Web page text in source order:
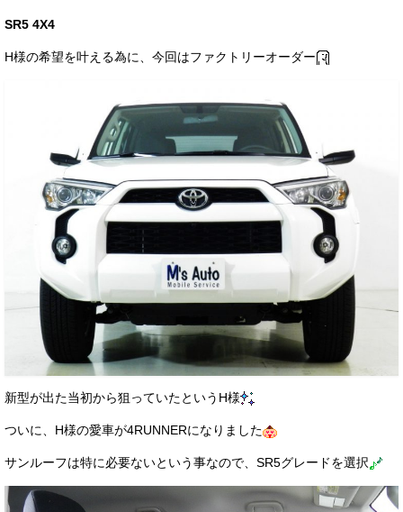
お客様の声
メールフォーム
電話はこちら
SR5 4X4
H様の希望を叶える為に、今回はファクトリーオーダー
新型が出た当初から狙っていたというH様
ついに、H様の愛車が4RUNNERになりました
サンルーフは特に必要ないという事なので、SR5グレードを選択